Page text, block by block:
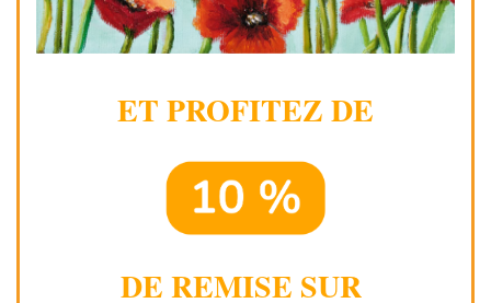
ET PROFITEZ DE
DE REMISE SUR